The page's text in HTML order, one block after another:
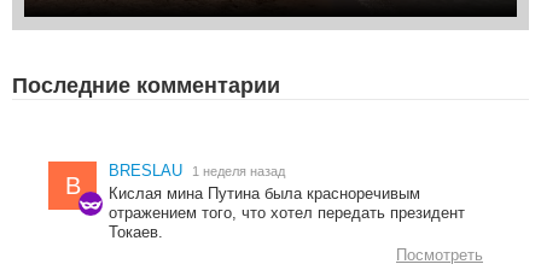
Последние комментарии
B
BRESLAU 1 неделя назад
Кислая мина Путина была красноречивым
отражением того, что хотел передать президент
Токаев.
Посмотреть